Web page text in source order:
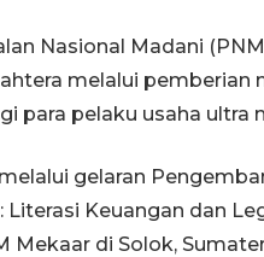
Nasional Madani
melalui pemberian
para pelaku usaha ultra
gelaran
Keuangan dan
di Solok,